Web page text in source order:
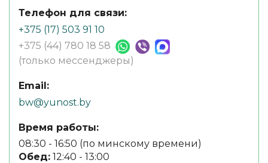
Телефон для связи:
+375 (17) 503 91 10
+375 (44) 780 18 58
(только мессенджеры)
Email:
bw@yunost.by
Время работы:
08:30 - 16:50 (по минскому времени)
Обед: 12:40 - 13:00